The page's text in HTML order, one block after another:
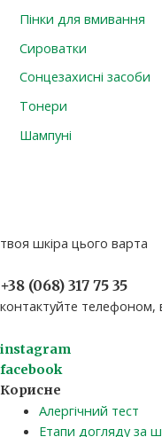
Пінки для вмивання
Сироватки
Сонцезахисні засоби
Тонери
Шампуні
твоя шкіра цього варта
+38 (068) 317 75 35​
контактуйте
instagram
facebook
Корисне
Алергічний тест
Етапи догляду за